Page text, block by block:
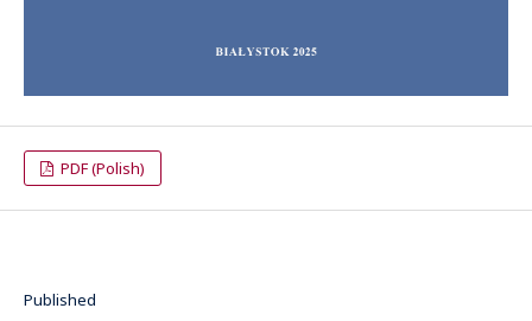
PDF (Polish)
Published